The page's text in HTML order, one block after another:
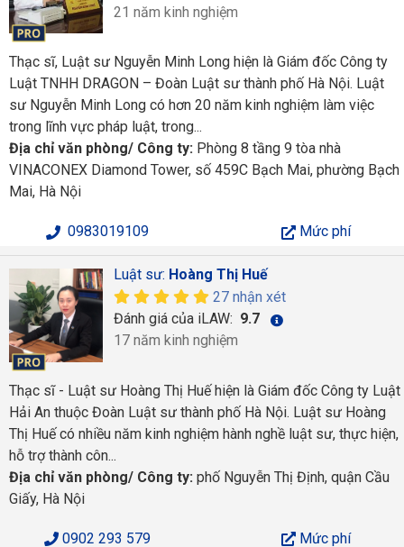
21 năm kinh nghiệm
Thạc sĩ, Luật sư Nguyễn Minh Long hiện là Giám đốc Công ty
Luật TNHH DRAGON – Đoàn Luật sư thành phố Hà Nội. Luật
sư Nguyễn Minh Long có hơn 20 năm kinh nghiệm làm việc
trong lĩnh vực pháp luật, trong...
Địa chỉ văn phòng/ Công ty: Phòng 8 tầng 9 tòa nhà
VINACONEX Diamond Tower, số 459C Bạch Mai, phường Bạch
Mai, Hà Nội
0983019109 Mức phí
Luật sư: Hoàng Thị Huế
27 nhận xét
Đánh giá của iLAW: 9.7
17 năm kinh nghiệm
Thạc sĩ - Luật sư Hoàng Thị Huế hiện là Giám đốc Công ty Luật
Hải An thuộc Đoàn Luật sư thành phố Hà Nội. Luật sư Hoàng
Thị Huế có nhiều năm kinh nghiệm hành nghề luật sư, thực hiện,
hỗ trợ thành côn...
Địa chỉ văn phòng/ Công ty: phố Nguyễn Thị Định, quận Cầu
Giấy, Hà Nội
0902 293 579
Mức phí